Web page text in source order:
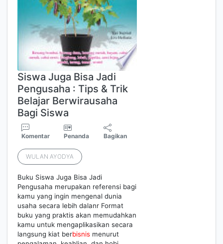
Siswa Juga Bisa Jadi
Pengusaha : Tips & Trik
Belajar Berwirausaha
Bagi Siswa
Komentar Penanda Bagikan
WULAN AYODYA
Buku Siswa Juga Bisa Jadi
Pengusaha merupakan referensi bagi
kamu yang ingin mengenal dunia
usaha secara lebih dalanr Format
buku yang praktis akan memudahkan
kamu untuk mengaplikasikan secara
langsung kiat berbisnis menurut